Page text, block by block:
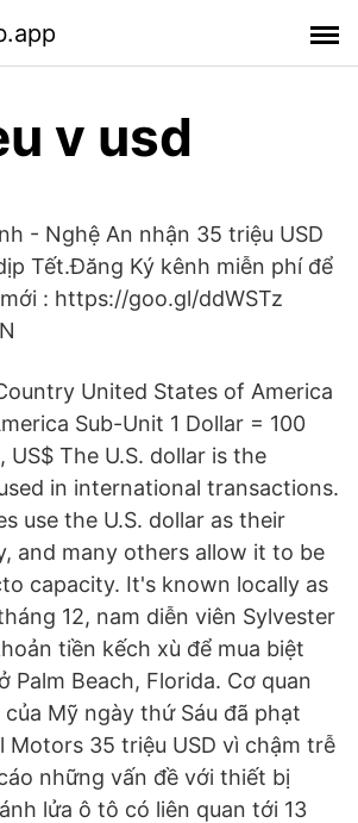
v usd
- Nghệ An nhận 35 triệu USD
Tết.Đăng Ký kênh miễn phí để
: https://goo.gl/ddWSTz
United States of America
Sub-Unit 1 Dollar = 100
US$ The U.S. dollar is the
in international transactions.
use the U.S. dollar as their
and many others allow it to be
capacity. It's known locally as
12, nam diễn viên Sylvester
tiền kếch xù để mua biệt
Palm Beach, Florida. Cơ quan
Mỹ ngày thứ Sáu đã phạt
Motors 35 triệu USD vì chậm trễ
những vấn đề với thiết bị
lửa ô tô có liên quan tới 13